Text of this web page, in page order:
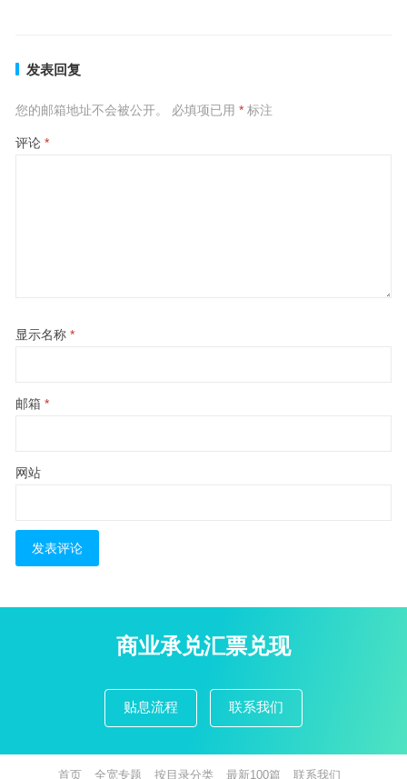
发表回复
您的邮箱地址不会被公开。 必填项已用 *标注
评论 *
显示名称 *
邮箱 *
网站
商业承兑汇票兑现
贴息流程 联系我们
首页 全宽专题 按目录分类 最新100篇 联系我们